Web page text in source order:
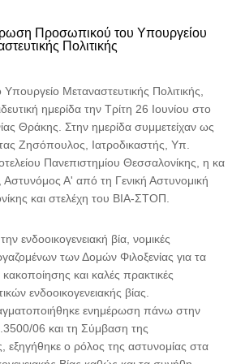
Προσωπικού του Υπουργείου
Πολιτικής
Μεταναστευτικής Πολιτικής,
ημερίδα την Τρίτη 26 Ιουνίου στο
Θράκης. Στην ημερίδα συμμετείχαν ως
Ζησόπουλος, Ιατροδικαστής, Υπ.
Πανεπιστημίου Θεσσαλονίκης, η κα
Αστυνόμος Α' από τη Γενική Αστυνομική
και στελέχη του ΒΙΑ-ΣΤΟΠ.
ενδοοικογενειακή βία, νομικές
των Δομών Φιλοξενίας για τα
κακοποίησης και καλές πρακτικές
ενδοοικογενειακής βίας.
ενημέρωση πάνω στην
06 και τη Σύμβαση της
εξηγήθηκε ο ρόλος της αστυνομίας στα